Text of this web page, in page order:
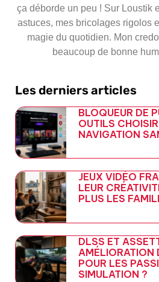
ça déborde un peu ! Sur Loustik
astuces, mes bricolages rigolos
magie du quotidien. Mon
beaucoup de bonne
Les derniers articles
BLOQUEUR DE
OUTILS
NAVIGATION
JEUX VIDÉO
LEUR
PLUS LES
DLSS ET
AMÉLIORATION
POUR LES
SIMULATION ?